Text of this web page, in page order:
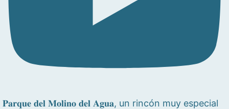
𝐏𝐚𝐫𝐪𝐮𝐞 𝐝𝐞𝐥 𝐌𝐨𝐥𝐢𝐧𝐨 𝐝𝐞𝐥 𝐀𝐠𝐮𝐚, un rincón muy especial